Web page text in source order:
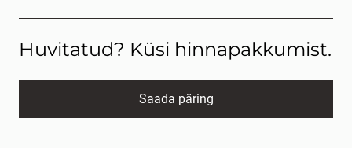
Huvitatud? Küsi hinnapakkumist.
Saada päring